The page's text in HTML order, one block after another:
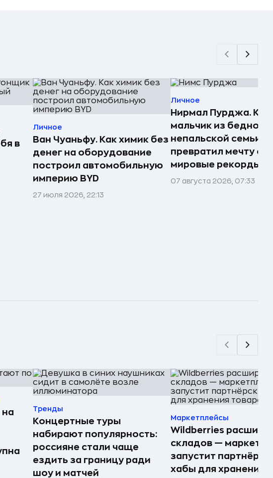
в
Личное
Ван Чуаньфу. Как химик без
денег на оборудование
построил автомобильную
империю BYD
27 июля 2026, 22:13
Личное
Нирмал Пурджа. Как
мальчик из бедной
непальской семьи
превратил мечту о
мировые рекорды и
07 августа 2026, 07:33
на
Тренды
Концертные туры
набирают популярность:
россияне стали чаще
ездить за границу ради
шоу и матчей
Маркетплейсы
Wildberries
складов —
запустит
хабы для хранения